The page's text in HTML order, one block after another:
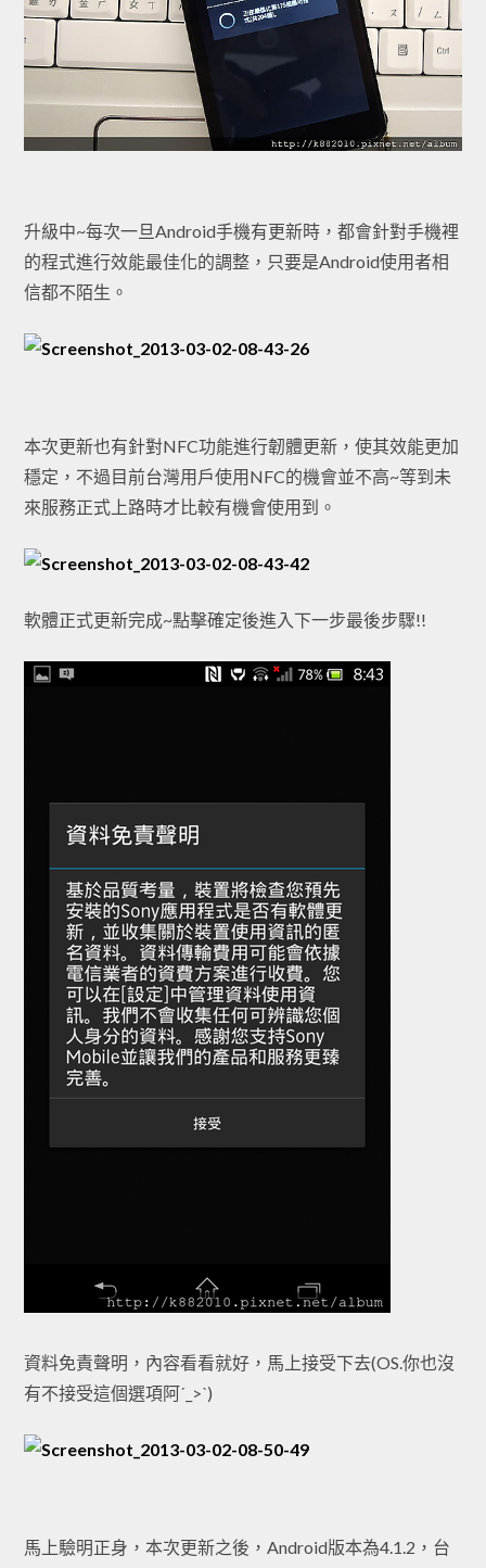
升級中~每次一旦Android手機有更新時，都會針對手機裡
的程式進行效能最佳化的調整，只要是Android使用者相
信都不陌生。
本次更新也有針對NFC功能進行韌體更新，使其效能更加
穩定，不過目前台灣用戶使用NFC的機會並不高~等到未
來服務正式上路時才比較有機會使用到。
軟體正式更新完成~點擊確定後進入下一步最後步驟!!
資料免責聲明，內容看看就好，馬上接受下去(OS.你也沒
有不接受這個選項阿ˊ_>ˋ)
馬上驗明正身，本次更新之後，Android版本為4.1.2，台